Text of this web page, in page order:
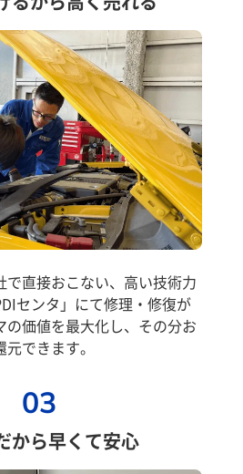
で直接おこない、高い技術力
センタ」にて修理・修復が
の価値を最大化し、その分お
できます。
03
から早くて安心